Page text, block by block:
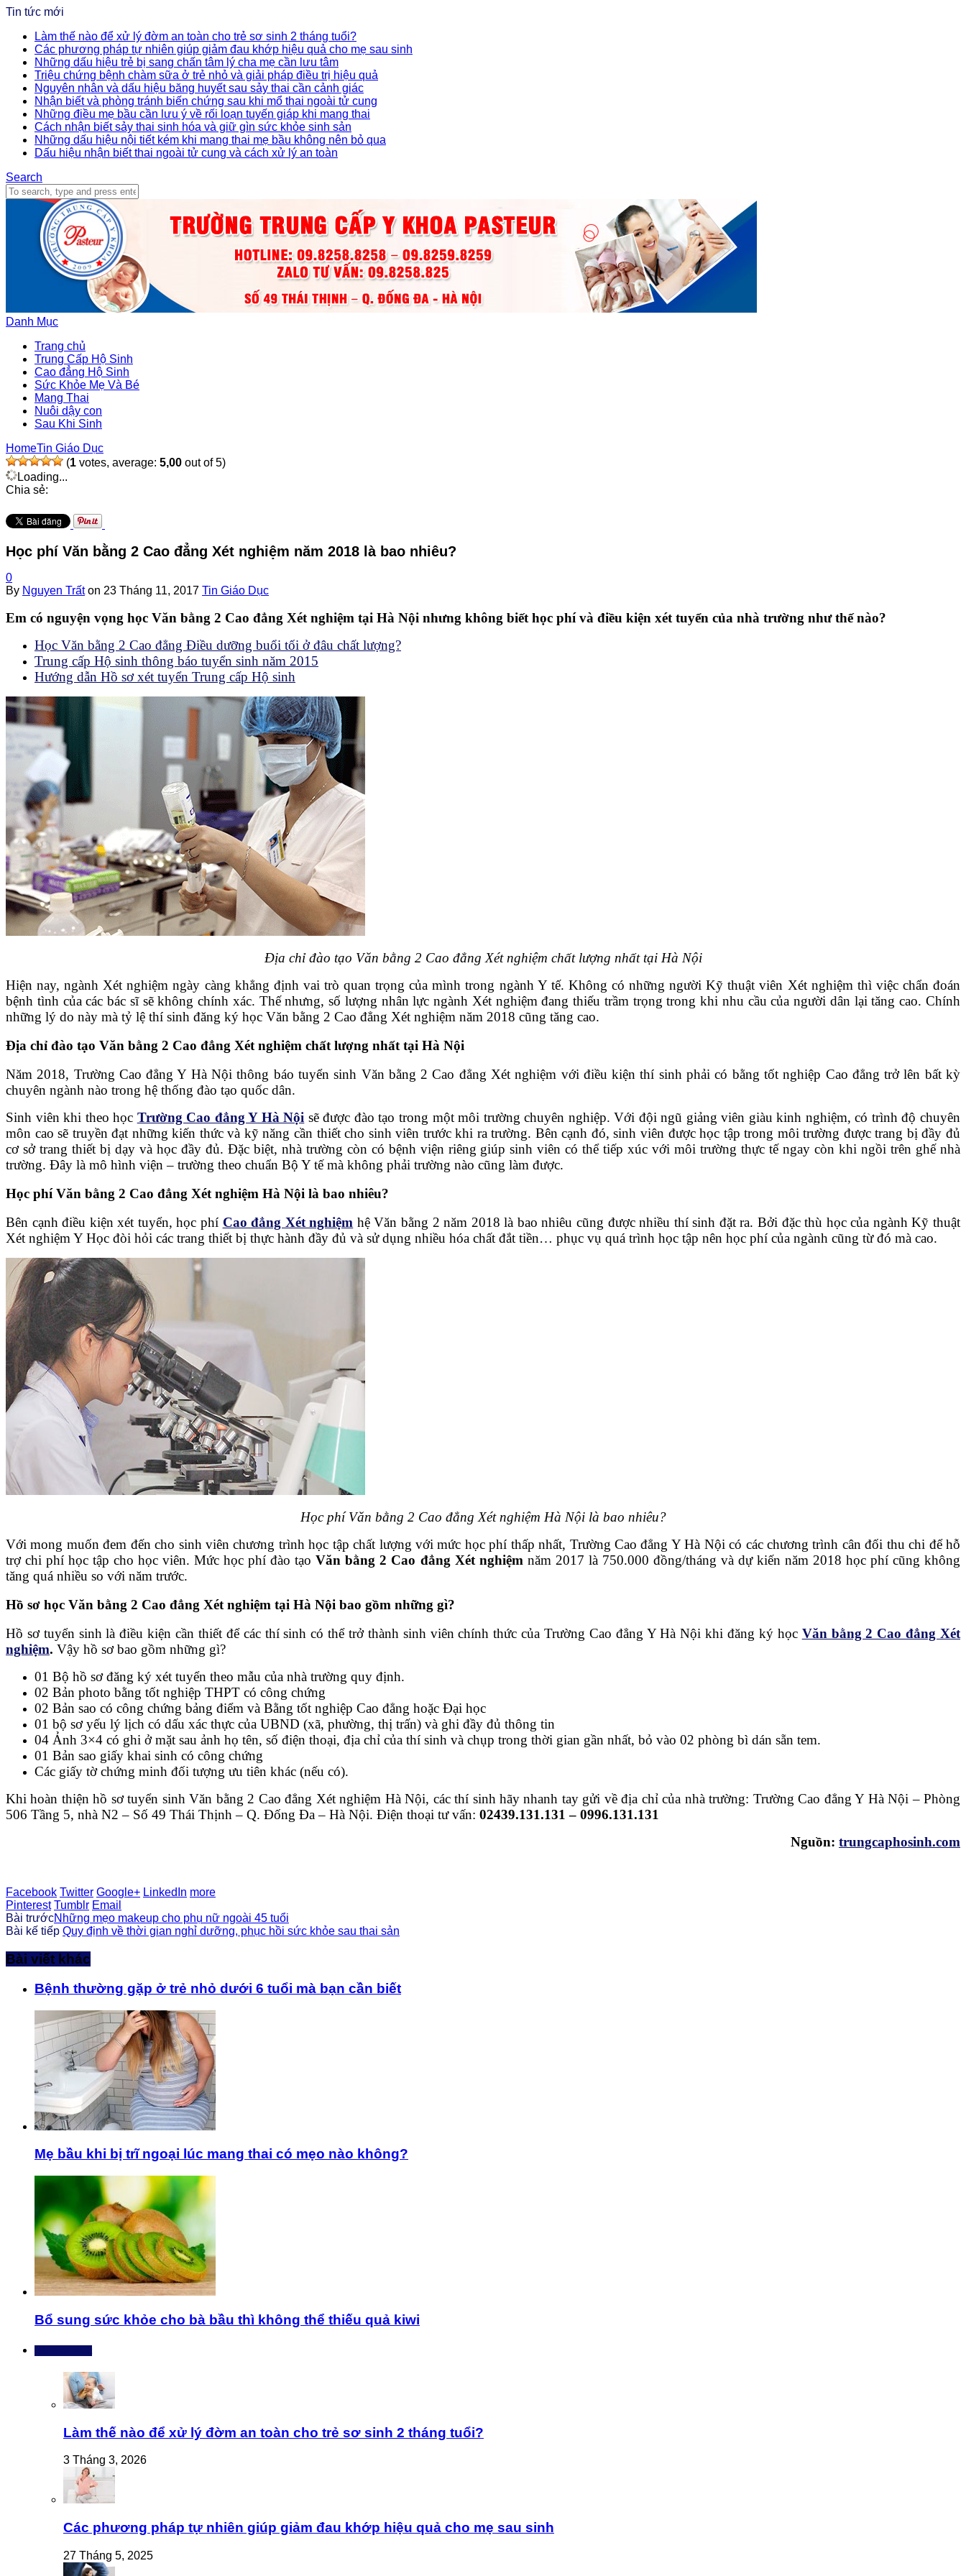
Tin tức mới
Làm thế nào để xử lý đờm an toàn cho trẻ sơ sinh 2 tháng tuổi?
Các phương pháp tự nhiên giúp giảm đau khớp hiệu quả cho mẹ sau sinh
Những dấu hiệu trẻ bị sang chấn tâm lý cha mẹ cần lưu tâm
Triệu chứng bệnh chàm sữa ở trẻ nhỏ và giải pháp điều trị hiệu quả
Nguyên nhân và dấu hiệu băng huyết sau sảy thai cần cảnh giác
Nhận biết và phòng tránh biến chứng sau khi mổ thai ngoài tử cung
Những điều mẹ bầu cần lưu ý về rối loạn tuyến giáp khi mang thai
Cách nhận biết sảy thai sinh hóa và giữ gìn sức khỏe sinh sản
Những dấu hiệu nội tiết kém khi mang thai mẹ bầu không nên bỏ qua
Dấu hiệu nhận biết thai ngoài tử cung và cách xử lý an toàn
Search
Danh Mục
Trang chủ
Trung Cấp Hộ Sinh
Cao đẳng Hộ Sinh
Sức Khỏe Mẹ Và Bé
Mang Thai
Nuôi dậy con
Sau Khi Sinh
HomeTin Giáo Dục
(1 votes, average: 5,00 out of 5)
Loading...
Chia sẻ:
Học phí Văn bằng 2 Cao đẳng Xét nghiệm năm 2018 là bao nhiêu?
0
By Nguyen Trất on 23 Tháng 11, 2017 Tin Giáo Dục
Em có nguyện vọng học Văn bằng 2 Cao đẳng Xét nghiệm tại Hà Nội nhưng không biết học phí và điều kiện xét tuyển của nhà trường như thế nào?
Học Văn bằng 2 Cao đẳng Điều dưỡng buổi tối ở đâu chất lượng?
Trung cấp Hộ sinh thông báo tuyển sinh năm 2015
Hướng dẫn Hồ sơ xét tuyển Trung cấp Hộ sinh
Địa chỉ đào tạo Văn bằng 2 Cao đẳng Xét nghiệm chất lượng nhất tại Hà Nội
Hiện nay, ngành Xét nghiệm ngày càng khẳng định vai trò quan trọng của mình trong ngành Y tế. Không có những người Kỹ thuật viên Xét nghiệm thì việc chẩn đoán
bệnh tình của các bác sĩ sẽ không chính xác. Thế nhưng, số lượng nhân lực ngành Xét nghiệm đang thiếu trầm trọng trong khi nhu cầu của người dân lại tăng cao. Chính
những lý do này mà tỷ lệ thí sinh đăng ký học Văn bằng 2 Cao đẳng Xét nghiệm năm 2018 cũng tăng cao.
Địa chỉ đào tạo Văn bằng 2 Cao đẳng Xét nghiệm chất lượng nhất tại Hà Nội
Năm 2018, Trường Cao đẳng Y Hà Nội thông báo tuyển sinh Văn bằng 2 Cao đẳng Xét nghiệm với điều kiện thí sinh phải có bằng tốt nghiệp Cao đẳng trở lên bất kỳ
chuyên ngành nào trong hệ thống đào tạo quốc dân.
Sinh viên khi theo học Trường Cao đẳng Y Hà Nội sẽ được đào tạo trong một môi trường chuyên nghiệp. Với đội ngũ giảng viên giàu kinh nghiệm, có trình độ chuyên
môn cao sẽ truyền đạt những kiến thức và kỹ năng cần thiết cho sinh viên trước khi ra trường. Bên cạnh đó, sinh viên được học tập trong môi trường được trang bị đầy đủ
cơ sở trang thiết bị dạy và học đầy đủ. Đặc biệt, nhà trường còn có bệnh viện riêng giúp sinh viên có thể tiếp xúc với môi trường thực tế ngay còn khi ngồi trên ghế nhà
trường. Đây là mô hình viện – trường theo chuẩn Bộ Y tế mà không phải trường nào cũng làm được.
Học phí Văn bằng 2 Cao đẳng Xét nghiệm Hà Nội là bao nhiêu?
Bên cạnh điều kiện xét tuyển, học phí Cao đẳng Xét nghiệm hệ Văn bằng 2 năm 2018 là bao nhiêu cũng được nhiều thí sinh đặt ra. Bởi đặc thù học của ngành Kỹ thuật
Xét nghiệm Y Học đòi hỏi các trang thiết bị thực hành đầy đủ và sử dụng nhiều hóa chất đắt tiền… phục vụ quá trình học tập nên học phí của ngành cũng từ đó mà cao.
Học phí Văn bằng 2 Cao đẳng Xét nghiệm Hà Nội là bao nhiêu?
Với mong muốn đem đến cho sinh viên chương trình học tập chất lượng với mức học phí thấp nhất, Trường Cao đẳng Y Hà Nội có các chương trình cân đối thu chi để hỗ
trợ chi phí học tập cho học viên. Mức học phí đào tạoVăn bằng 2 Cao đẳng Xét nghiệm năm 2017 là 750.000 đồng/tháng và dự kiến năm 2018 học phí cũng không
tăng quá nhiều so với năm trước.
Hồ sơ học Văn bằng 2 Cao đẳng Xét nghiệm tại Hà Nội bao gồm những gì?
Hồ sơ tuyển sinh là điều kiện cần thiết để các thí sinh có thể trở thành sinh viên chính thức của Trường Cao đẳng Y Hà Nội khi đăng ký học Văn bằng 2 Cao đẳng Xét
nghiệm. Vậy hồ sơ bao gồm những gì?
01 Bộ hồ sơ đăng ký xét tuyển theo mẫu của nhà trường quy định.
02 Bản photo bằng tốt nghiệp THPT có công chứng
02 Bản sao có công chứng bảng điểm và Bằng tốt nghiệp Cao đẳng hoặc Đại học
01 bộ sơ yếu lý lịch có dấu xác thực của UBND (xã, phường, thị trấn) và ghi đầy đủ thông tin
04 Ảnh 3×4 có ghi ở mặt sau ảnh họ tên, số điện thoại, địa chỉ của thí sinh và chụp trong thời gian gần nhất, bỏ vào 02 phòng bì dán sẵn tem.
01 Bản sao giấy khai sinh có công chứng
Các giấy tờ chứng minh đối tượng ưu tiên khác (nếu có).
Khi hoàn thiện hồ sơ tuyển sinh Văn bằng 2 Cao đẳng Xét nghiệm Hà Nội, các thí sinh hãy nhanh tay gửi về địa chỉ của nhà trường: Trường Cao đẳng Y Hà Nội – Phòng
506 Tầng 5, nhà N2 – Số 49 Thái Thịnh – Q. Đống Đa – Hà Nội. Điện thoại tư vấn: 02439.131.131 – 0996.131.131
Nguồn: trungcaphosinh.com
Facebook Twitter Google+ LinkedIn more
Pinterest Tumblr Email
Bài trướcNhững mẹo makeup cho phụ nữ ngoài 45 tuổi
Bài kế tiếp Quy định về thời gian nghỉ dưỡng, phục hồi sức khỏe sau thai sản
Bài viết khác
Bệnh thường gặp ở trẻ nhỏ dưới 6 tuổi mà bạn cần biết
Mẹ bầu khi bị trĩ ngoại lúc mang thai có mẹo nào không?
Bổ sung sức khỏe cho bà bầu thì không thể thiếu quả kiwi
Làm thế nào để xử lý đờm an toàn cho trẻ sơ sinh 2 tháng tuổi?
3 Tháng 3, 2026
Các phương pháp tự nhiên giúp giảm đau khớp hiệu quả cho mẹ sau sinh
27 Tháng 5, 2025